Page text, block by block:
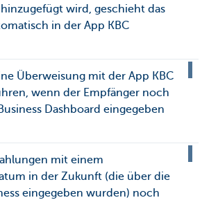
wird, geschieht das
in der App KBC
Überweisung mit der App KBC
wenn der Empfänger noch
Dashboard eingegeben
mit einem
in der Zukunft (die über die
eingegeben wurden) noch